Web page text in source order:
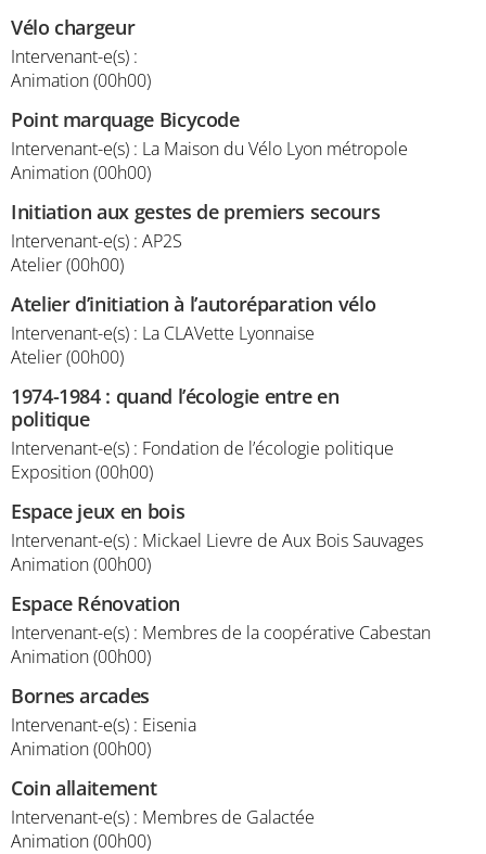
Vélo chargeur
Intervenant-e(s) :
Animation (00h00)
Point marquage Bicycode
Intervenant-e(s) : La Maison du Vélo Lyon métropole
Animation (00h00)
Initiation aux gestes de premiers secours
Intervenant-e(s) : AP2S
Atelier (00h00)
Atelier d’initiation à l’autoréparation vélo
Intervenant-e(s) : La CLAVette Lyonnaise
Atelier (00h00)
1974-1984 : quand l’écologie entre en
politique
Intervenant-e(s) : Fondation de l’écologie politique
Exposition (00h00)
Espace jeux en bois
Intervenant-e(s) : Mickael Lievre de Aux Bois Sauvages
Animation (00h00)
Espace Rénovation
Intervenant-e(s) : Membres de la coopérative Cabestan
Animation (00h00)
Bornes arcades
Intervenant-e(s) : Eisenia
Animation (00h00)
Coin allaitement
Intervenant-e(s) : Membres de Galactée
Animation (00h00)